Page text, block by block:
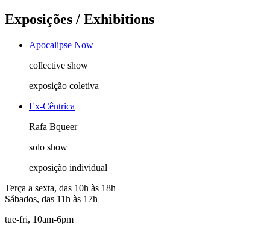
Exposições / Exhibitions
Apocalipse Now
collective show
exposição coletiva
Ex-Cêntrica
Rafa Bqueer
solo show
exposição individual
Terça a sexta, das 10h às 18h
Sábados, das 11h às 17h
tue-fri, 10am-6pm